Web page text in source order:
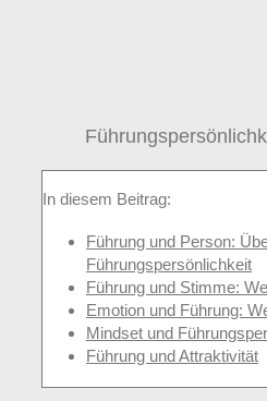
In diesem Beitrag:
Führung und Person:
Führungspersönlichkeit
Führung und Stimme:
Emotion und Führung:
Mindset und
Führung und Attraktivität